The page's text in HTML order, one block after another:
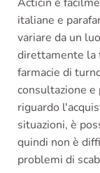
italiane e
variare da un
direttamente la
farmacie di
consultazione
riguardo
situazioni, è
quindi non è
problemi di